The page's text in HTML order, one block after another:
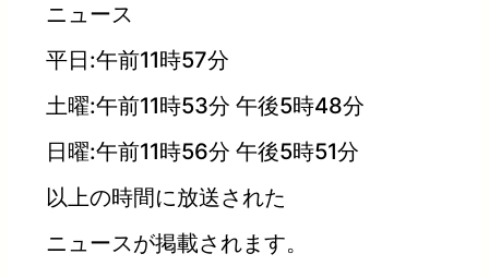
ニュース
平日:午前11時57分
土曜:午前11時53分 午後5時48分
日曜:午前11時56分 午後5時51分
以上の時間に放送された
ニュースが掲載されます。